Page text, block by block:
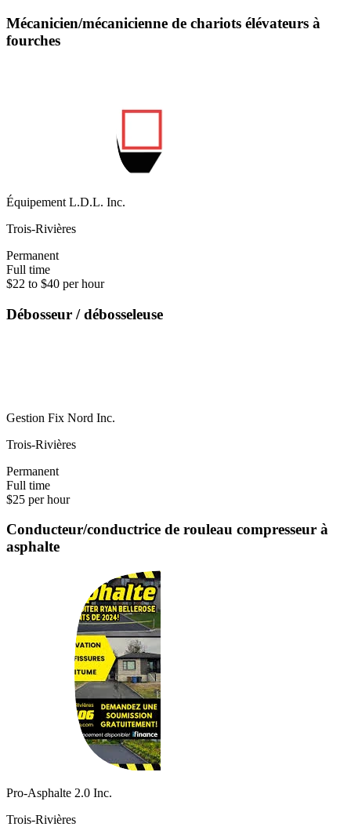
Mécanicien/mécanicienne de chariots élévateurs à
fourches
Équipement L.D.L. Inc.
Trois-Rivières
Permanent
Full time
$22 to $40 per hour
Débosseur / débosseleuse
Gestion Fix Nord Inc.
Trois-Rivières
Permanent
Full time
$25 per hour
Conducteur/conductrice de rouleau compresseur à
asphalte
Pro-Asphalte 2.0 Inc.
Trois-Rivières